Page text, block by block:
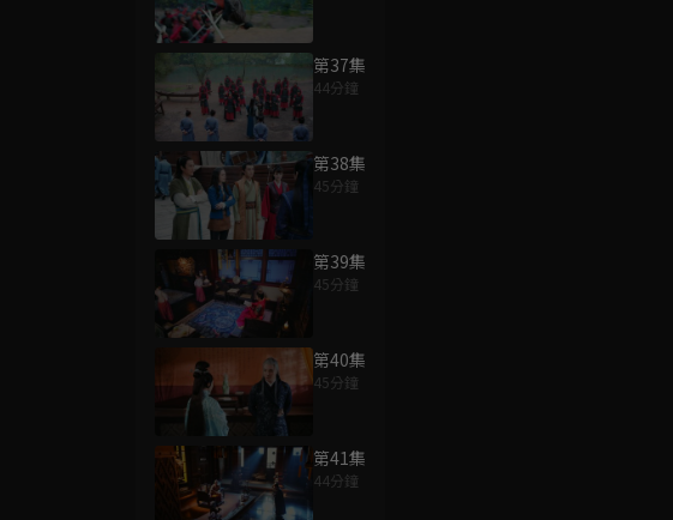
第37集
44分鐘
第38集
45分鐘
第39集
45分鐘
第40集
45分鐘
第41集
44分鐘